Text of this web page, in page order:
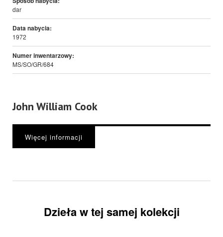
dar
Data nabycia:
1972
Numer inwentarzowy:
MS/SO/GR/684
John William Cook
Więcej informacji
Dzieła w tej samej kolekcji